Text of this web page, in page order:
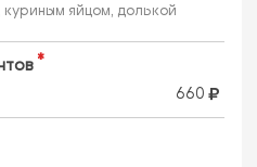
яйцом, долькой
660